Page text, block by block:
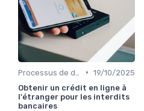
• 19/10/2025
Obtenir un crédit en ligne à
l'étranger pour les interdits
bancaires